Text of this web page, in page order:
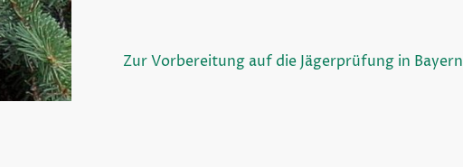
Zur Vorbereitung auf die Jägerprüfung in Bayern